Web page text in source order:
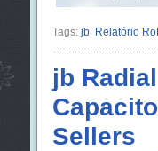
Tags: jb Relatório
jb
Sellers